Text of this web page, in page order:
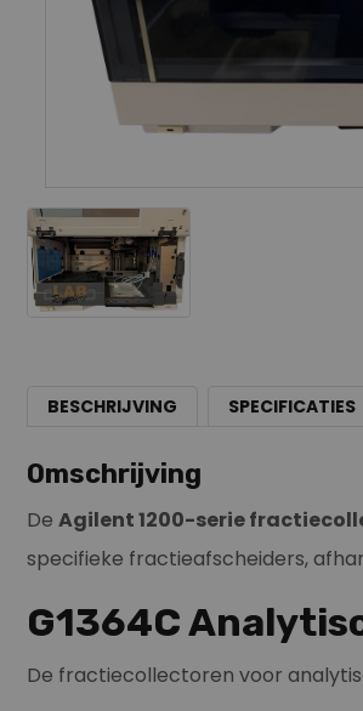
BESCHRIJVING SPECIFICATIES
Omschrijving
De Agilent 1200-serie
specifieke fractieafscheiders,
G1364C
De fractiecollectoren voor